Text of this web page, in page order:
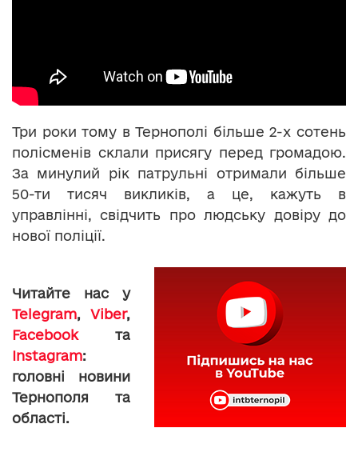
Три роки тому в Тернополі більше 2-х сотень
полісменів склали присягу перед громадою.
За минулий рік патрульні отримали більше
50-ти тисяч викликів, а це, кажуть в
управлінні, свідчить про людську довіру до
нової поліції.
Читайте нас у
Telegram, Viber,
Facebookта
Instagram:
головні новини
Тернополя та
області.